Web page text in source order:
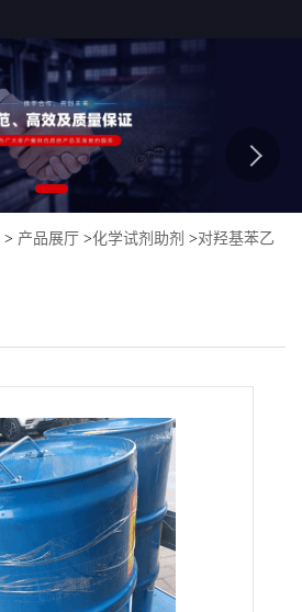
> 产品展厅 >化学试剂助剂 >对羟基苯乙